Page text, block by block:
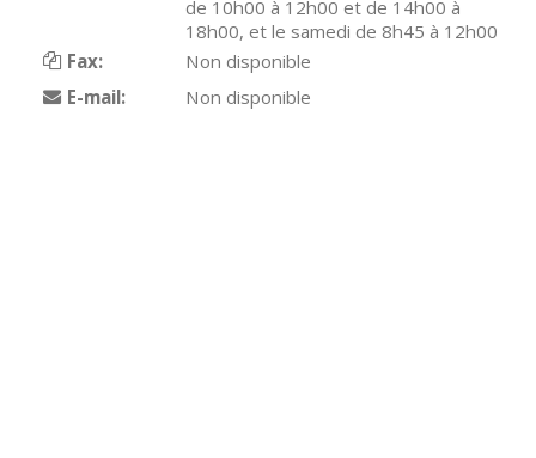
de 10h00 à 12h00 et de 14h00 à
18h00, et le samedi de 8h45 à 12h00
Fax:
Non disponible
E-mail:
Non disponible